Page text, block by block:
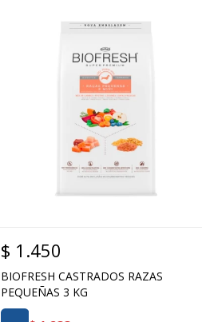
$ 1.450
BIOFRESH CASTRADOS RAZAS
PEQUEÑAS 3 KG